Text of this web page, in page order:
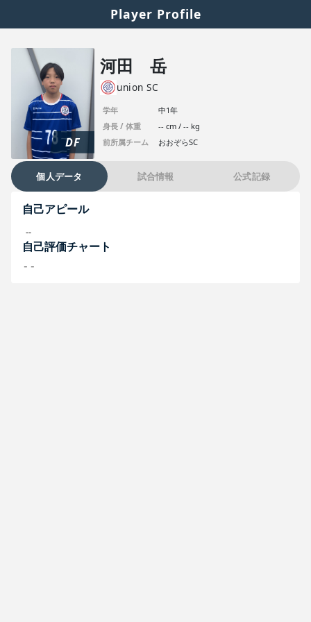
Player Profile
DF
河田 岳
union SC
学年
中1年
身長 / 体重
-- cm / -- kg
前所属チーム
おおぞらSC
個人データ 試合情報 公式記録
自己アピール
--
自己評価チャート
--